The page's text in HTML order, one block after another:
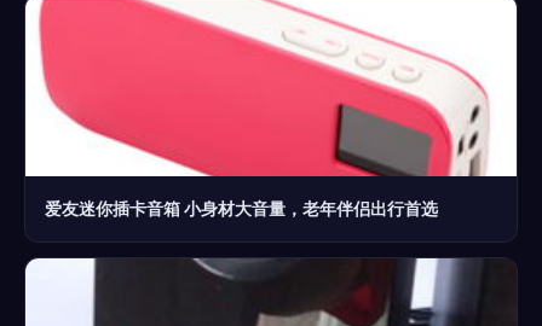
爱友迷你插卡音箱 小身材大音量，老年伴侣出行首选